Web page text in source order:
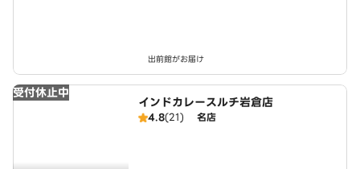
出前館がお届け
受付休止中
インドカレースルチ岩倉店
4.8(21) 名店